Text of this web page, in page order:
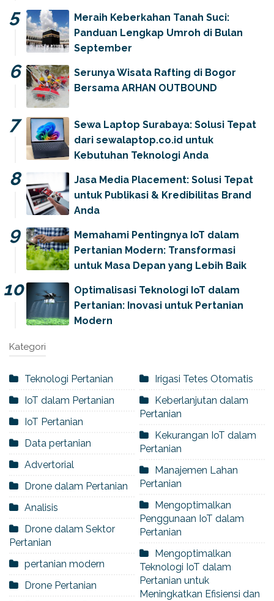
Meraih Keberkahan Tanah Suci:
Panduan Lengkap Umroh di Bulan
September
Serunya Wisata Rafting di Bogor
Bersama ARHAN OUTBOUND
Sewa Laptop Surabaya: Solusi Tepat
dari sewalaptop.co.id untuk
Kebutuhan Teknologi Anda
Jasa Media Placement: Solusi Tepat
untuk Publikasi & Kredibilitas Brand
Anda
Memahami Pentingnya IoT dalam
Pertanian Modern: Transformasi
untuk Masa Depan yang Lebih Baik
Optimalisasi Teknologi IoT dalam
Pertanian: Inovasi untuk Pertanian
Modern
Kategori
Teknologi Pertanian
IoT dalam Pertanian
IoT Pertanian
Data pertanian
Advertorial
Drone dalam Pertanian
Analisis
Drone dalam Sektor
Pertanian
pertanian modern
Drone Pertanian
Irigasi Tetes Otomatis
Keberlanjutan dalam
Pertanian
Kekurangan IoT dalam
Pertanian
Manajemen Lahan
Pertanian
Mengoptimalkan
Penggunaan IoT dalam
Pertanian
Mengoptimalkan
Teknologi IoT dalam
Pertanian untuk
Meningkatkan Efisiensi dan